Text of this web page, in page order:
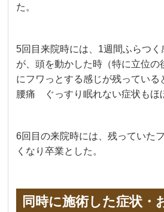
た。
5回目来院時には、1週間ふらつく
が、頭を動かした時（特に立位の
にフワっとする感じが残ってい
腰痛 ぐっすり眠れない症状もほ
6回目の来院時には、残っていた
くなり卒業とした。
同時に施術した症状・